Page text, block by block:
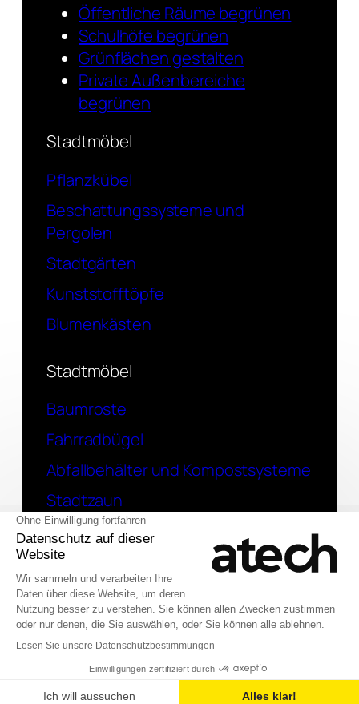
Öffentliche Räume begrünen
Schulhöfe begrünen
Grünflächen gestalten
Private Außenbereiche
begrünen
Stadtmöbel
Pflanzkübel
Beschattungssysteme und
Pergolen
Stadtgärten
Kunststofftöpfe
Blumenkästen
Stadtmöbel
Baumroste
Fahrradbügel
Abfallbehälter und Kompostsysteme
Stadtzaun
Kontakt
Eine Frage? Kontaktieren Sie uns
© 2026 Atech SAS
Deutsch
Français